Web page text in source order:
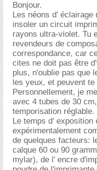
Bonjour.
Les néons d' éclairage
insoler un circuit
rayons ultra-violet. Tu
revendeurs de
correspondance, car
cites ne doit pas être
plus, n'oublie pas que
les yeux, et peuvent te
Personnellement, je
avec 4 tubes de 30
temporisation réglable.
Le temps d' exposition
expérimentalement
de quelques facteurs:
calque 60 ou 90
mylar), de l' encre